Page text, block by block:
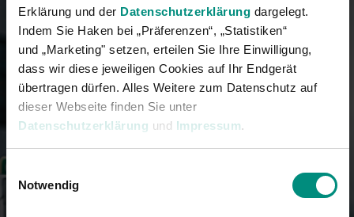
Erklärung und der Datenschutzerklärung dargelegt.
Indem Sie Haken bei „Präferenzen“, „Statistiken“
und „Marketing" setzen, erteilen Sie Ihre Einwilligung,
dass wir diese jeweiligen Cookies auf Ihr Endgerät
übertragen dürfen. Alles Weitere zum Datenschutz auf
dieser Webseite finden Sie unter
Datenschutzerklärung und Impressum.
Einwilligungsauswahl
Notwendig
Are you an end customer or an authorized business
partner of KARL MAYER? Register now for the Customer
Portal.
Create new customer account